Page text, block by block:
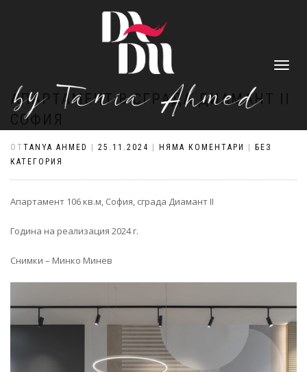
АПАРТАМЕНТ В СГРАДА ДИАМАНТ II
СОФИЯ
ОТ TANYA AHMED 25.11.2024 НЯМА КОМЕНТАРИ
БЕЗ
КАТЕГОРИЯ
Апартамент 106 кв.м, София, сграда Диамант II
Година на реализация 2024 г.
Снимки – Минко Минев